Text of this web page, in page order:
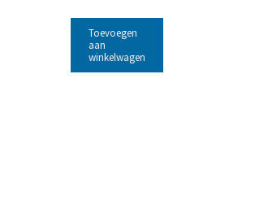
Toevoegen
aan
winkelwagen